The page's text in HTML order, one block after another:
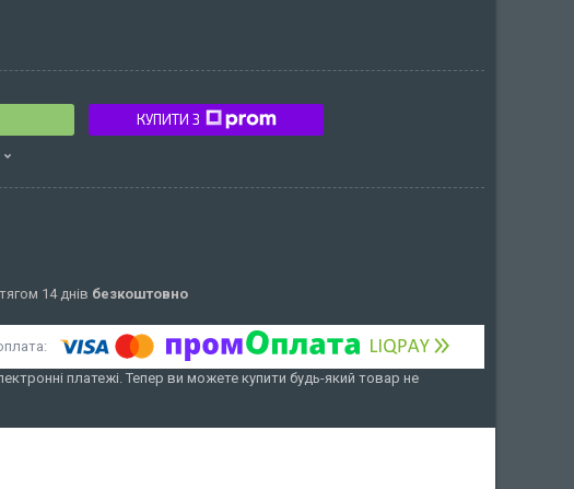
КУПИТИ З
14 днів безкоштовно
платежі. Тепер ви можете купити будь-який товар не